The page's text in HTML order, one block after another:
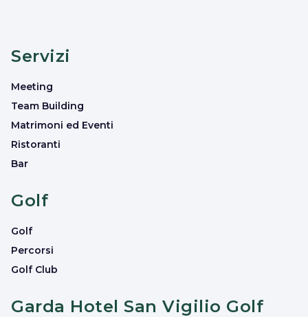
Servizi
Meeting
Team Building
Matrimoni ed Eventi
Ristoranti
Bar
Golf
Golf
Percorsi
Golf Club
Garda Hotel San Vigilio Golf